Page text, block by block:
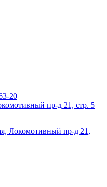
20
пр-д 21, стр. 5
Локомотивный пр-д 21,